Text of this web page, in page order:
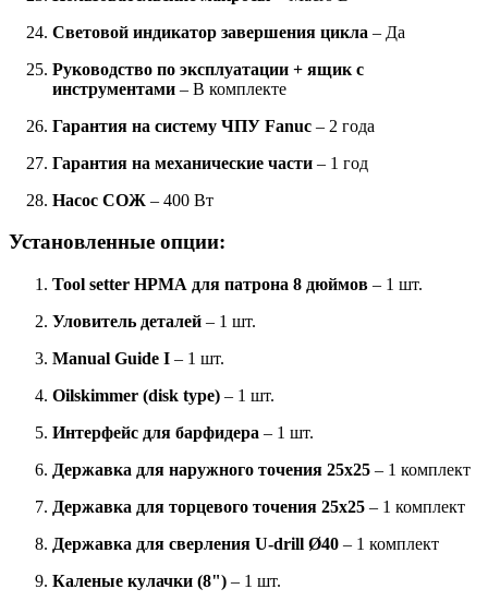
Световой индикатор завершения цикла – Да
Руководство по эксплуатации + ящик с
инструментами – В комплекте
Гарантия на систему ЧПУ Fanuc – 2 года
Гарантия на механические части – 1 год
Насос СОЖ – 400 Вт
Установленные опции:
Tool setter НРМА для патрона 8 дюймов – 1 шт.
Уловитель деталей – 1 шт.
Manual Guide I – 1 шт.
Oilskimmer (disk type) – 1 шт.
Интерфейс для барфидера – 1 шт.
Державка для наружного точения 25x25 – 1 комплект
Державка для торцевого точения 25x25 – 1 комплект
Державка для сверления U-drill Ø40 – 1 комплект
Каленые кулачки (8") – 1 шт.